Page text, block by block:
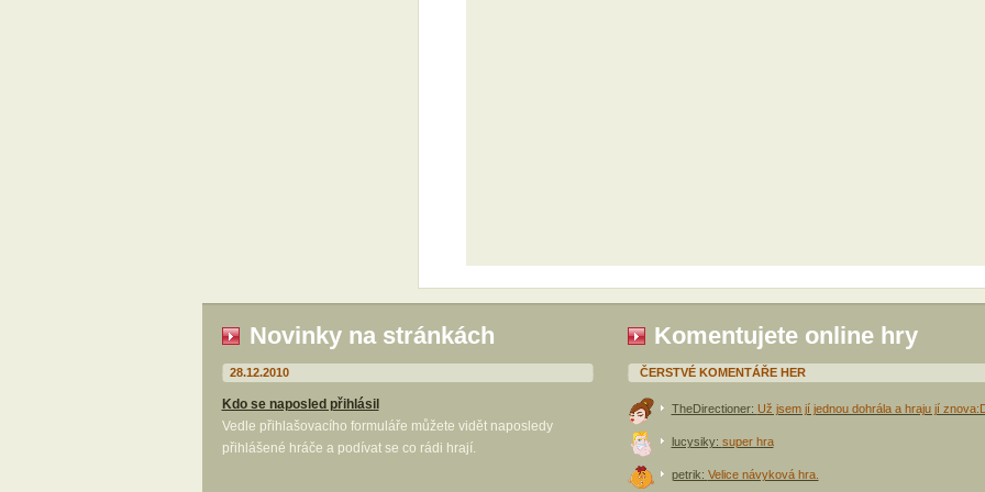
Novinky na stránkách
28.12.2010
Kdo se naposled přihlásil
Vedle přihlašovacího formuláře můžete vidět naposledy
přihlášené hráče a podívat se co rádi hrají.
Komentujete online hry
ČERSTVÉ KOMENTÁŘE HER
TheDirectioner: Už jsem jí jednou dohrála a hraju jí
lucysiky: super hra
petrik: Velice návyková hra.